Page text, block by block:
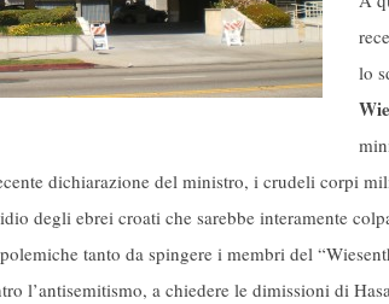
lo
dichiarazione del ministro, i crudeli corpi
degli ebrei croati che sarebbe interamente
tanto da spingere i membri del
l’antisemitismo, a chiedere le dimissioni di